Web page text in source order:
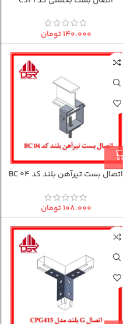
۱۴۰.۰۰۰تومان
اتصال بست تیرآهن بلند کد BC 04
۱۰۸.۰۰۰تومان